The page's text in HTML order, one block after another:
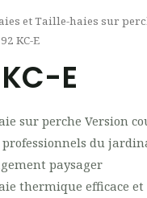
et Taille-haies sur
KC-E
E
sur perche Version
professionnels du
paysager
thermique efficace et